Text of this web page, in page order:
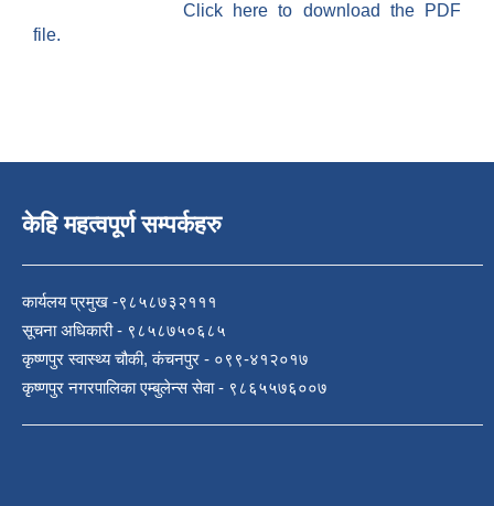
Click here to download the PDF
file.
केहि महत्वपूर्ण सम्पर्कहरु
कार्यलय प्रमुख -९८५८७३२१११
सूचना अधिकारी - ९८५८७५०६८५
कृष्णपुर स्वास्थ्य चौकी, कंचनपुर - ०९९-४१२०१७
कृष्णपुर नगरपालिका एम्बुलेन्स सेवा - ९८६५५७६००७